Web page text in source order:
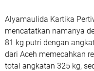
Alyamaulida Kartika
mencatatkan namanya
81 kg putri dengan
dari Aceh memecahkan
total angkatan 325 kg,